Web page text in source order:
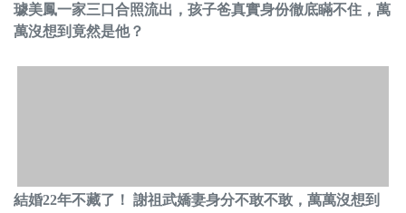
璩美鳳一家三口合照流出，孩子爸真實身份徹底瞞不住，萬
萬沒想到竟然是他？
結婚22年不藏了！ 謝祖武嬌妻身分不敢不敢，萬萬沒想到